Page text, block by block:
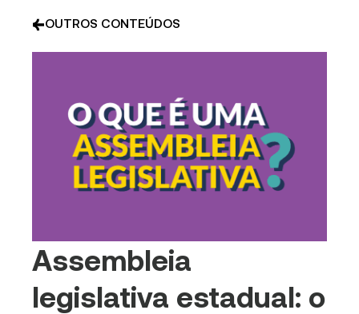
OUTROS CONTEÚDOS
Assembleia
legislativa estadual: o